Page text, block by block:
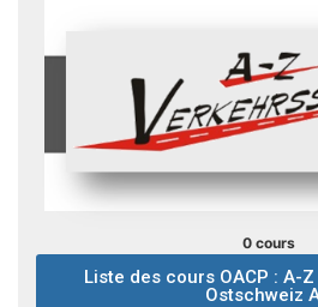
0 cours
Liste des cours OACP : A-
Ostschweiz